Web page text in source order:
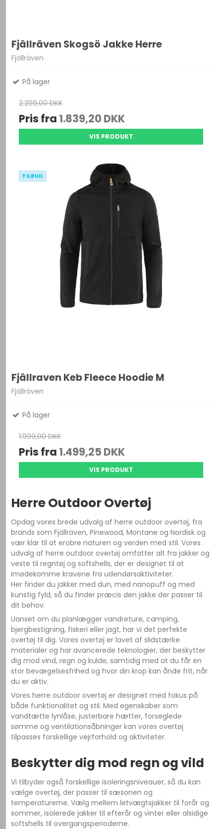
Fjällräven Skogsö Jakke Herre
Fjällräven
På lager
2.299,00 DKK
Pris fra 1.839,20 DKK
VIS PRODUKT
TILBUD
Fjällraven Keb Fleece Hoodie M
Fjällräven
På lager
1.999,00 DKK
Pris fra 1.499,25 DKK
VIS PRODUKT
Herre Outdoor Overtøj
Opdag vores brede udvalg af herre outdoor overtøj, fra
brands som Fjällräven, Pinewood, Montane og Nordisk og
vær klar til at erobre naturen og verden med stil. Vores
udvalg af herre outdoor overtøj omfatter alt fra jakker og
veste til regntøj og softshells, der er designet til at
imødekomme kravene fra udendørsaktiviteter.
Her finder du jakker med dun, med nanopuff og med
kunstig fyld, så du finder præcis den jakke der passer til
dit behov.
Uanset om du planlægger vandreture, camping,
bjergbestigning, fiskeri eller jagt, har vi det perfekte
overtøj til dig. Vores overtøj er lavet af slidstærke
materialer og har avancerede teknologier, der beskytter
dig mod vind, regn og kulde, samtidig med at du får en
stor bevægelsesfrihed og hvor din krop kan ånde frit, når
du er aktiv.
Vores herre outdoor overtøj er designet med fokus på
både funktionalitet og stil. Med egenskaber som
vandtætte lynlåse, justerbare hætter, forseglede
sømme og ventilationsåbninger kan vores overtøj
tilpasses forskellige vejrforhold og aktiviteter.
Beskytter dig mod regn og vild
Vi tilbyder også forskellige isoleringsniveauer, så du kan
vælge overtøj, der passer til sæsonen og
temperaturerne. Vælg mellem letvægtsjakker til forår og
sommer, isolerede jakker til efterår og vinter eller alsidige
softshells til overgangsperioderne.